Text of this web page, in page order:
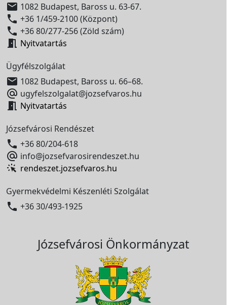
 1082 Budapest, Baross u. 63-67.
 +36 1/459-2100 (Központ)
 +36 80/277-256 (Zöld szám)
 Nyitvatartás
Ügyfélszolgálat
 1082 Budapest, Baross u. 66–68.
 ugyfelszolgalat@jozsefvaros.hu
 Nyitvatartás
Józsefvárosi Rendészet
 +36 80/204-618
 info@jozsefvarosirendeszet.hu
rendeszet.jozsefvaros.hu
Gyermekvédelmi Készenléti Szolgálat
 +36 30/493-1925
Józsefvárosi Önkormányzat